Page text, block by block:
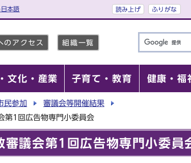
本語 読み上げ ふりがな
のアクセス 組織一覧
文化・産業 子育て・教育 健康・福
民参加
審議会等開催結果
第1回広告物専門小委員会
議会第1回広告物専門小委員